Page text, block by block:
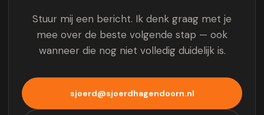
Stuur mij een bericht. Ik denk graag met je
mee over de beste volgende stap — ook
wanneer die nog niet volledig duidelijk is.
sjoerd@sjoerdhagendoorn.nl